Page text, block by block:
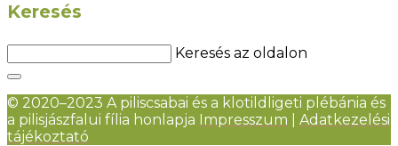
Keresés
Keresés az oldalon
© 2020–2023 A piliscsabai és a klotildligeti plébánia és
a pilisjászfalui fília honlapja Impresszum
Adatkezelési
tájékoztató